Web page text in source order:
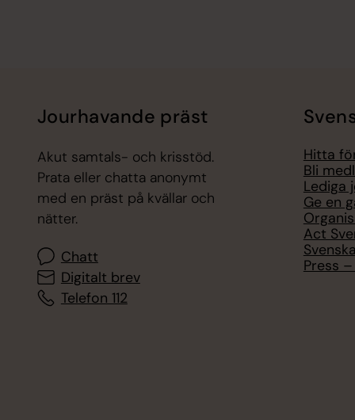
Jourhavande präst
Akut samtals- och krisstöd.
Prata eller chatta anonymt
med en präst på kvällar och
nätter.
Chatt
Digitalt brev
Telefon 112
Hitta
Bli
Lediga
Ge en
Act
Press